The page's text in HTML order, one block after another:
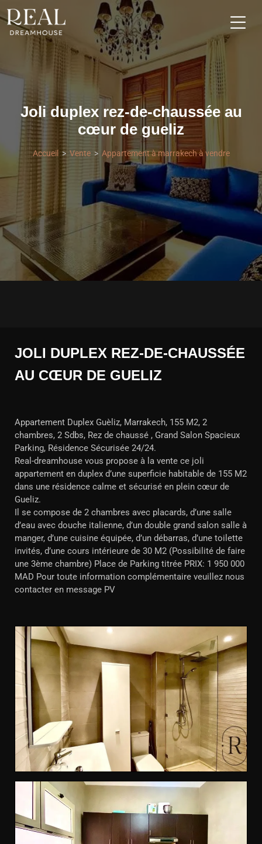
Joli duplex rez-de-chaussée au
cœur de gueliz
Accueil Vente Appartement à marrakech à vendre
JOLI DUPLEX REZ-DE-CHAUSSÉE
AU CŒUR DE GUELIZ
Appartement Duplex Guèliz, Marrakech, 155 M2, 2
chambres, 2 Sdbs, Rez de chaussé , Grand Salon Spacieux
Parking, Résidence Sécurisée 24/24.
Real-dreamhouse vous propose à la vente ce joli
appartement en duplex d’une superficie habitable de 155 M2
dans une résidence calme et sécurisé en plein cœur de
Gueliz.
Il se compose de 2 chambres avec placards, d’une salle
d’eau avec douche italienne, d’un double grand salon salle à
manger, d’une cuisine équipée, d’un débarras, d’une toilette
invités, d’une cours intérieure de 30 M2 (Possibilité de faire
une 3ème chambre) Place de Parking titrée PRIX: 1 950 000
MAD Pour toute information complémentaire veuillez nous
contacter en message PV